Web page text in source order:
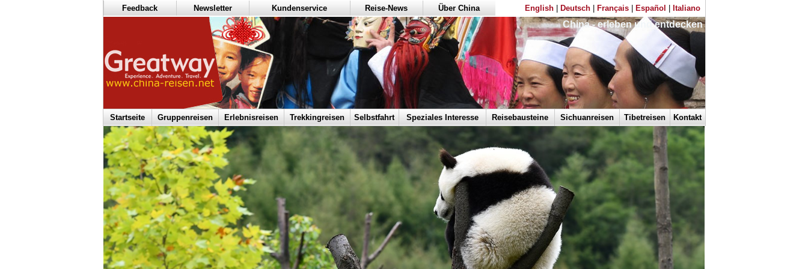
Feedback Newsletter Kundenservice Reise-News Über China English| Deutsch| Français| Español Italiano
China - erleben und entdecken
Startseite Gruppenreisen Erlebnisreisen Trekkingreisen Selbstfahrt Speziales Interesse Reisebausteine Sichuanreisen Tibetreisen Kontakt